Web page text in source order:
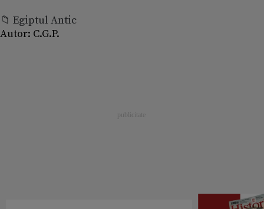
📁 Egiptul Antic
Autor: C.G.P.